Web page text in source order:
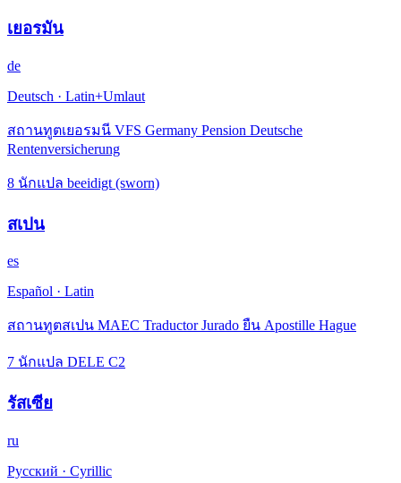
เยอรมัน
de
Deutsch · Latin+Umlaut
สถานทูตเยอรมนี VFS Germany Pension Deutsche
Rentenversicherung
8 นักแปล beeidigt (sworn)
สเปน
es
Español · Latin
สถานทูตสเปน MAEC Traductor Jurado ยืน Apostille Hague
7 นักแปล DELE C2
รัสเซีย
ru
Русский · Cyrillic